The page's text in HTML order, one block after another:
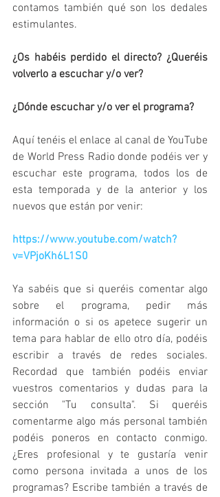
contamos también qué son los dedales
estimulantes.
¿Os habéis perdido el directo? ¿Queréis
volverlo a escuchar y/o ver?
¿Dónde escuchar y/o ver el programa?
Aquí tenéis el enlace al canal de YouTube
de World Press Radio donde podéis ver y
escuchar este programa, todos los de
esta temporada y de la anterior y los
nuevos que están por venir:
https://www.youtube.com/watch?
v=VPjoKh6L1S0
Ya sabéis que si queréis comentar algo
sobre el programa, pedir más
información o si os apetece sugerir un
tema para hablar de ello otro día, podéis
escribir a través de redes sociales.
Recordad que también podéis enviar
vuestros comentarios y dudas para la
sección "Tu consulta". Si queréis
comentarme algo más personal también
podéis poneros en contacto conmigo.
¿Eres profesional y te gustaría venir
como persona invitada a unos de los
programas? Escribe también a través de